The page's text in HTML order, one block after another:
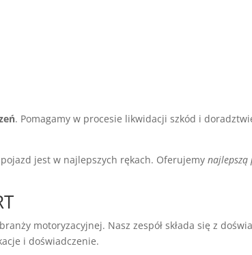
. Pomagamy w procesie likwidacji szkód i
jest w najlepszych rękach. Oferujemynajlepszą
motoryzacyjnej. Nasz zespół składa się z
i doświadczenie.